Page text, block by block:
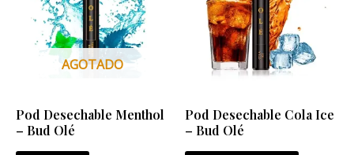
AGOTADO
Pod Desechable Menthol
– Bud Olé
Pod Desechable Cola Ice
– Bud Olé